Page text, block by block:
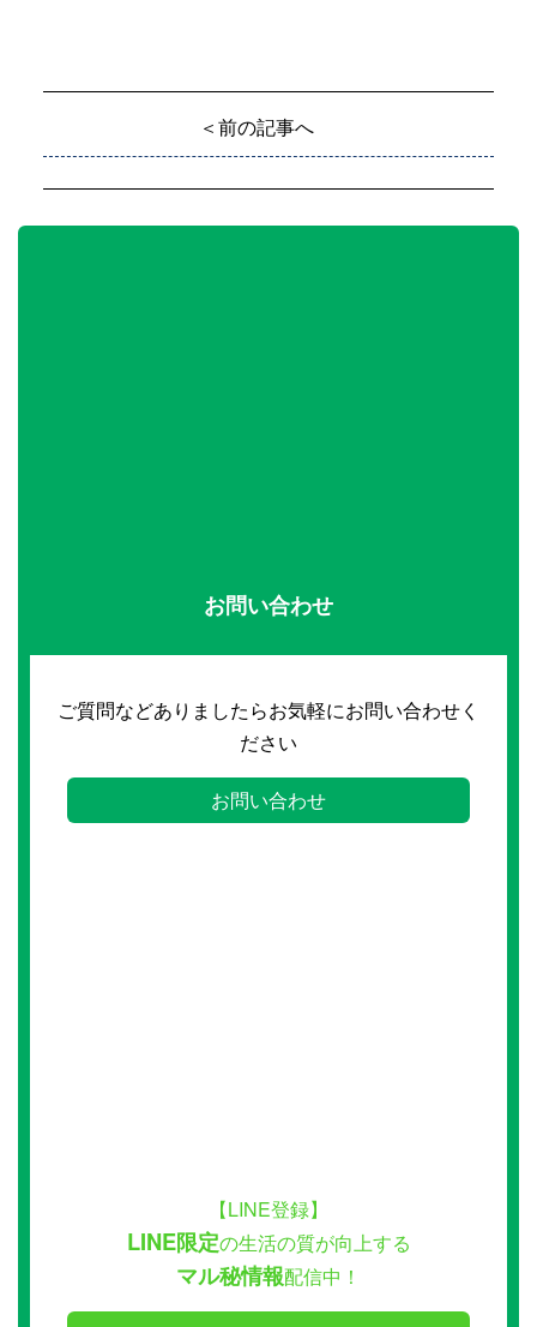
＜前の記事へ
お問い合わせ
ご質問などありましたらお気軽にお問い合わせく
ださい
お問い合わせ
【LINE登録】
LINE限定の生活の質が向上する
マル秘情報配信中！